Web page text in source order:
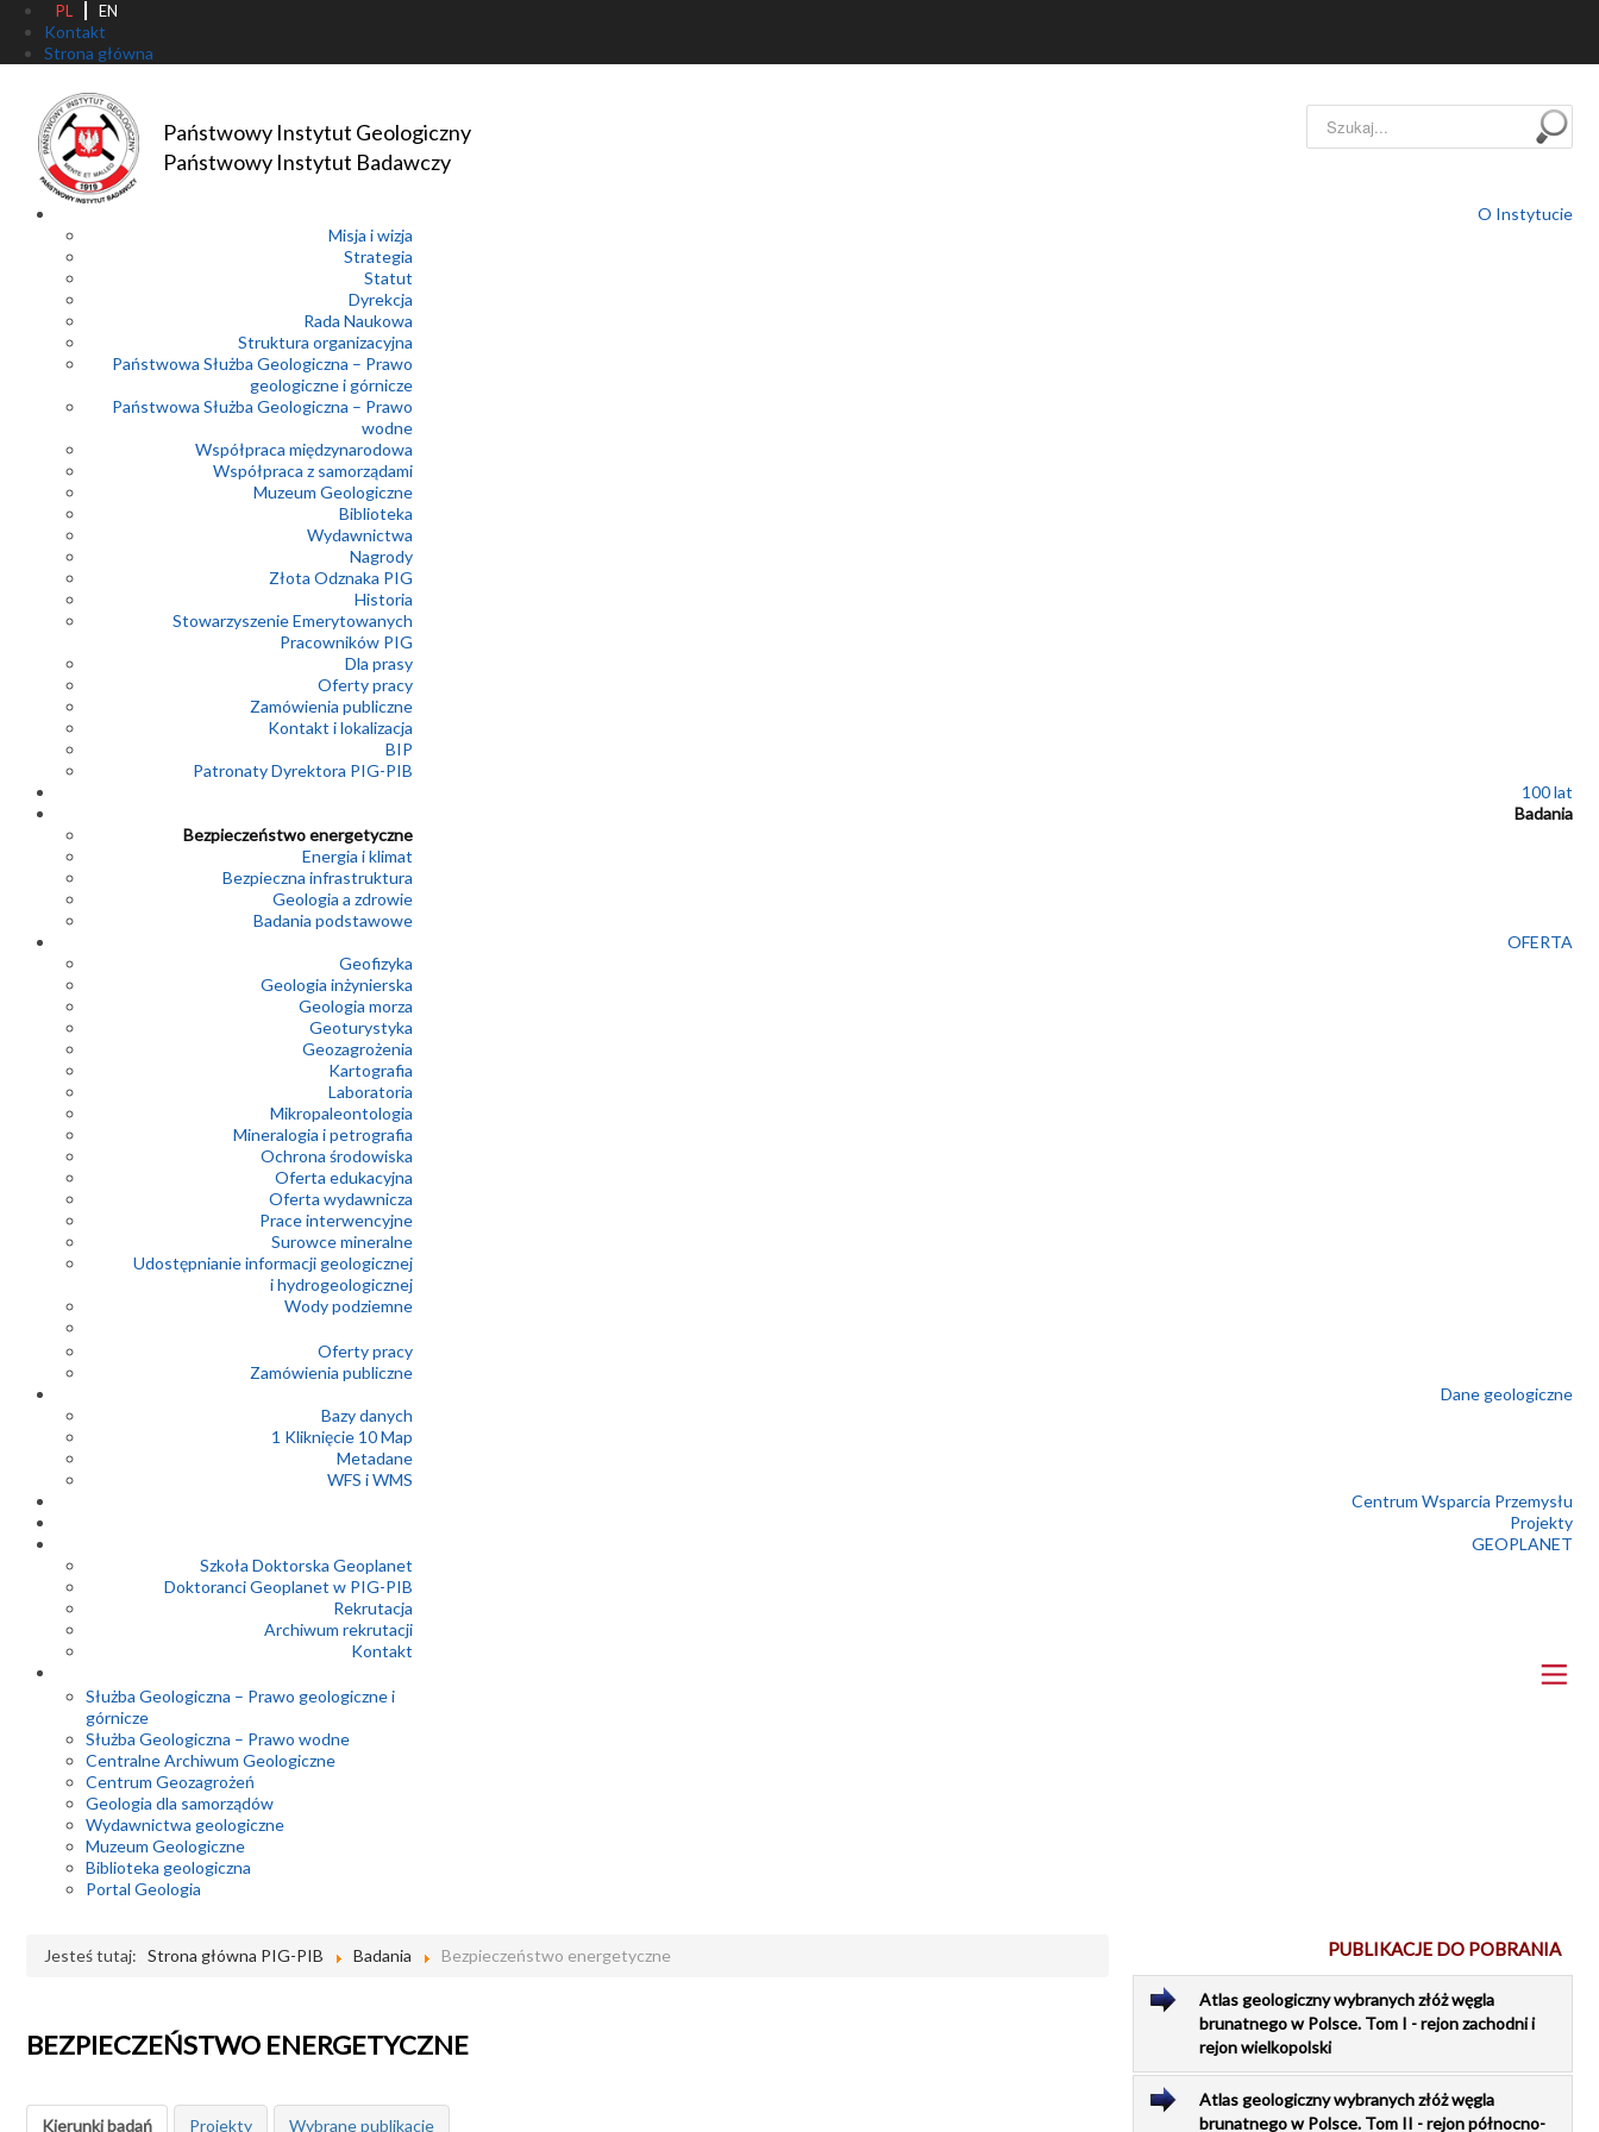
PL EN
Kontakt
Strona główna
Państwowy Instytut Geologiczny
Państwowy Instytut Badawczy
Szukaj...
O Instytucie
Misja i wizja
Strategia
Statut
Dyrekcja
Rada Naukowa
Struktura organizacyjna
Państwowa Służba Geologiczna – Prawo
geologiczne i górnicze
Państwowa Służba Geologiczna – Prawo
wodne
Współpraca międzynarodowa
Współpraca z samorządami
Muzeum Geologiczne
Biblioteka
Wydawnictwa
Nagrody
Złota Odznaka PIG
Historia
Stowarzyszenie Emerytowanych
Pracowników PIG
Dla prasy
Oferty pracy
Zamówienia publiczne
Kontakt i lokalizacja
BIP
Patronaty Dyrektora PIG-PIB
100 lat
Badania
Bezpieczeństwo energetyczne
Energia i klimat
Bezpieczna infrastruktura
Geologia a zdrowie
Badania podstawowe
OFERTA
Geofizyka
Geologia inżynierska
Geologia morza
Geoturystyka
Geozagrożenia
Kartografia
Laboratoria
Mikropaleontologia
Mineralogia i petrografia
Ochrona środowiska
Oferta edukacyjna
Oferta wydawnicza
Prace interwencyjne
Surowce mineralne
Udostępnianie informacji geologicznej
i hydrogeologicznej
Wody podziemne
Oferty pracy
Zamówienia publiczne
Dane geologiczne
Bazy danych
1 Kliknięcie 10 Map
Metadane
WFS i WMS
Centrum Wsparcia Przemysłu
Projekty
GEOPLANET
Szkoła Doktorska Geoplanet
Doktoranci Geoplanet w PIG-PIB
Rekrutacja
Archiwum rekrutacji
Kontakt
Służba Geologiczna – Prawo geologiczne i
górnicze
Służba Geologiczna – Prawo wodne
Centralne Archiwum Geologiczne
Centrum Geozagrożeń
Geologia dla samorządów
Wydawnictwa geologiczne
Muzeum Geologiczne
Biblioteka geologiczna
Portal Geologia
Jesteś tutaj: Strona główna PIG-PIB Badania Bezpieczeństwo energetyczne
BEZPIECZEŃSTWO ENERGETYCZNE
Kierunki badań Projekty Wybrane publikacje
PUBLIKACJE DO POBRANIA
Atlas geologiczny wybranych złóż węgla
brunatnego w Polsce. Tom I - rejon zachodni i
rejon wielkopolski
Atlas geologiczny wybranych złóż węgla
brunatnego w Polsce. Tom II - rejon północno-